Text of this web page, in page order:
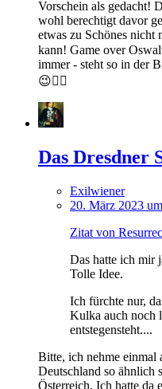
Vorschein als gedacht!
wohl berechtigt davor
etwas zu Schönes nicht
kann! Game over
immer - steht so in der
😉👍🏼
Das Dresdner
Exilwiener
20. März 2023
Zitat von
Das hatte ich mir
Tolle Idee.
Ich fürchte nur,
Kulka auch noch
entstegensteht....
Bitte, ich nehme einmal
Deutschland so ähnlich
Österreich. Ich hatte da